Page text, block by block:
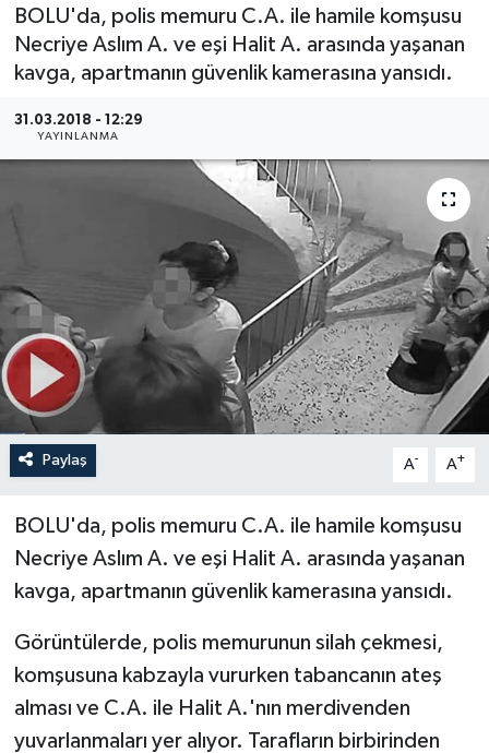
BOLU'da, polis memuru C.A. ile hamile komşusu
Necriye Aslım A. ve eşi Halit A. arasında yaşanan
kavga, apartmanın güvenlik kamerasına yansıdı.
31.03.2018 - 12:29
YAYINLANMA
Paylaş A- A+
BOLU'da, polis memuru C.A. ile hamile komşusu
Necriye Aslım A. ve eşi Halit A. arasında yaşanan
kavga, apartmanın güvenlik kamerasına yansıdı.
Görüntülerde, polis memurunun silah çekmesi,
komşusuna kabzayla vururken tabancanın ateş
alması ve C.A. ile Halit A.'nın merdivenden
yuvarlanmaları yer alıyor. Tarafların birbirinden
Medya
Spor
Tarım
Turizm
Yerel Yönetimler
DÜNYA
YEREL